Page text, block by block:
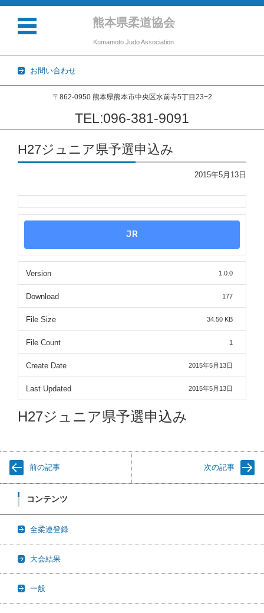
熊本県柔道協会
Kumamoto Judo Association
お問い合わせ
〒862-0950 熊本県熊本市中央区水前寺5丁目23−2
TEL:096-381-9091
コンテンツに移動
H27ジュニア県予選申込み
2015年5月13日
JR
Version 1.0.0
Download 177
File Size 34.50 KB
File Count 1
Create Date 2015年5月13日
Last Updated 2015年5月13日
H27ジュニア県予選申込み
前の記事 次の記事
コンテンツ
全柔連登録
大会結果
一般